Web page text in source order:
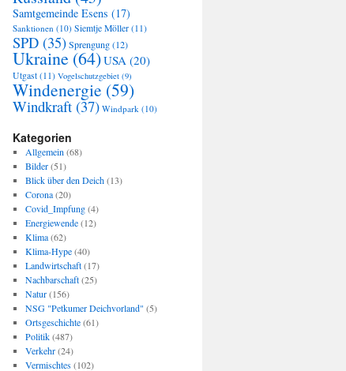
Samtgemeinde Esens (17)
Sanktionen (10) Siemtje Möller (11)
SPD (35)Sprengung(12)
Ukraine (64)USA (20)
Utgast (11) Vogelschutzgebiet (9)
Windenergie (59)
Windkraft (37) Windpark (10)
Kategorien
Allgemein (68)
Bilder(51)
Blick über den Deich(13)
Corona(20)
Covid_Impfung(4)
Energiewende(12)
Klima(62)
Klima-Hype(40)
Landwirtschaft(17)
Nachbarschaft(25)
Natur(156)
NSG "Petkumer Deichvorland" (5)
Ortsgeschichte(61)
Politik(487)
Verkehr(24)
Vermischtes(102)